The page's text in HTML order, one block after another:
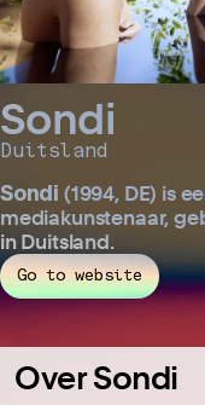
Sondi
Duitsland
Sondi (1994, DE) is
mediakunstenaar,
in Duitsland.
Go to website
Over Sondi